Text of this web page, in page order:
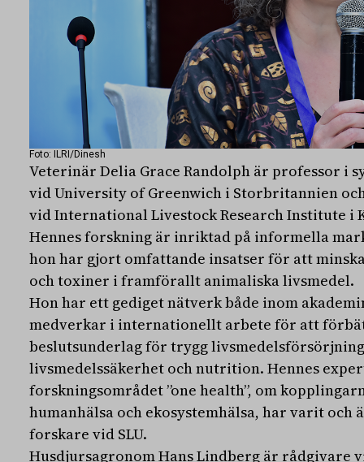
Foto: ILRI/Dinesh
Veterinär Delia Grace Randolph är professor i
vid University of Greenwich i Storbritannien
vid International Livestock Research Institute i
Hennes forskning är inriktad på informella
hon har gjort omfattande insatser för att
och toxiner i framförallt animaliska livsmedel.
Hon har ett gediget nätverk både inom
medverkar i internationellt arbete för att
beslutsunderlag för trygg
livsmedelssäkerhet och nutrition. Hennes
forskningsområdet ”one health”, om
humanhälsa och ekosystemhälsa, har varit
forskare vid SLU.
Husdjursagronom Hans Lindberg är rådgivare